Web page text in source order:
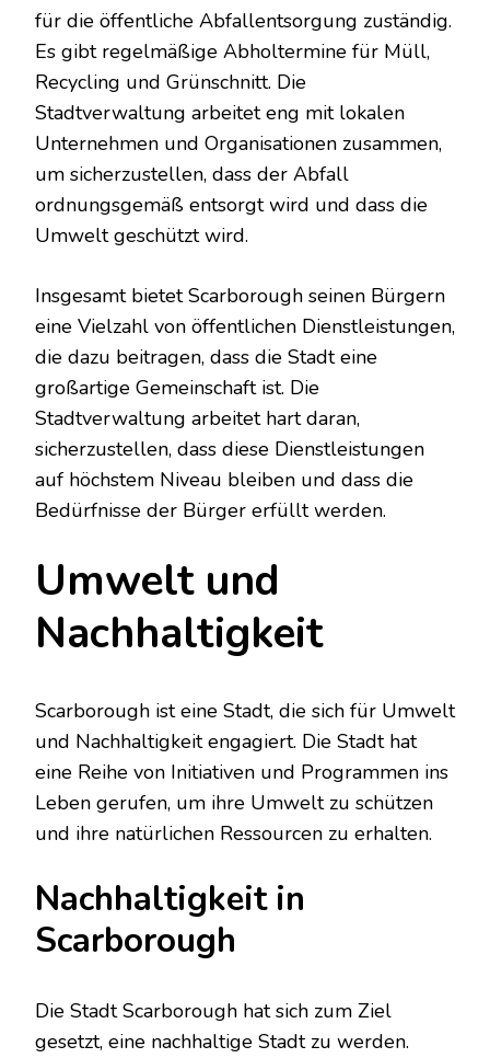
für die öffentliche Abfallentsorgung zuständig.
Es gibt regelmäßige Abholtermine für Müll,
Recycling und Grünschnitt. Die
Stadtverwaltung arbeitet eng mit lokalen
Unternehmen und Organisationen zusammen,
um sicherzustellen, dass der Abfall
ordnungsgemäß entsorgt wird und dass die
Umwelt geschützt wird.
Insgesamt bietet Scarborough seinen Bürgern
eine Vielzahl von öffentlichen Dienstleistungen,
die dazu beitragen, dass die Stadt eine
großartige Gemeinschaft ist. Die
Stadtverwaltung arbeitet hart daran,
sicherzustellen, dass diese Dienstleistungen
auf höchstem Niveau bleiben und dass die
Bedürfnisse der Bürger erfüllt werden.
Umwelt und
Nachhaltigkeit
Scarborough ist eine Stadt, die sich für Umwelt
und Nachhaltigkeit engagiert. Die Stadt hat
eine Reihe von Initiativen und Programmen ins
Leben gerufen, um ihre Umwelt zu schützen
und ihre natürlichen Ressourcen zu erhalten.
Nachhaltigkeit in
Scarborough
Die Stadt Scarborough hat sich zum Ziel
gesetzt, eine nachhaltige Stadt zu werden.